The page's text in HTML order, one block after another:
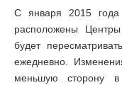
С января 2015 года
расположены
будет
ежедневно.
меньшую сторону